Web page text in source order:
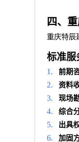
四、
重庆特辰
标准服
1. 前期
2. 资料
3. 现场
4. 综合
5. 出具
6. 加固